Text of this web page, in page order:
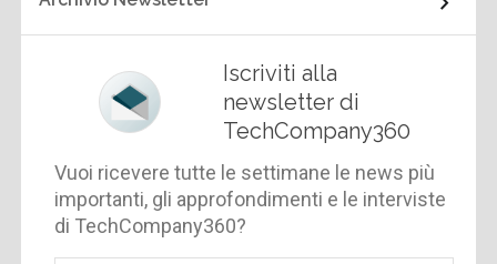
Iscriviti alla
newsletter di
TechCompany360
Vuoi ricevere tutte le settimane le news più
importanti, gli approfondimenti e le interviste
di TechCompany360?